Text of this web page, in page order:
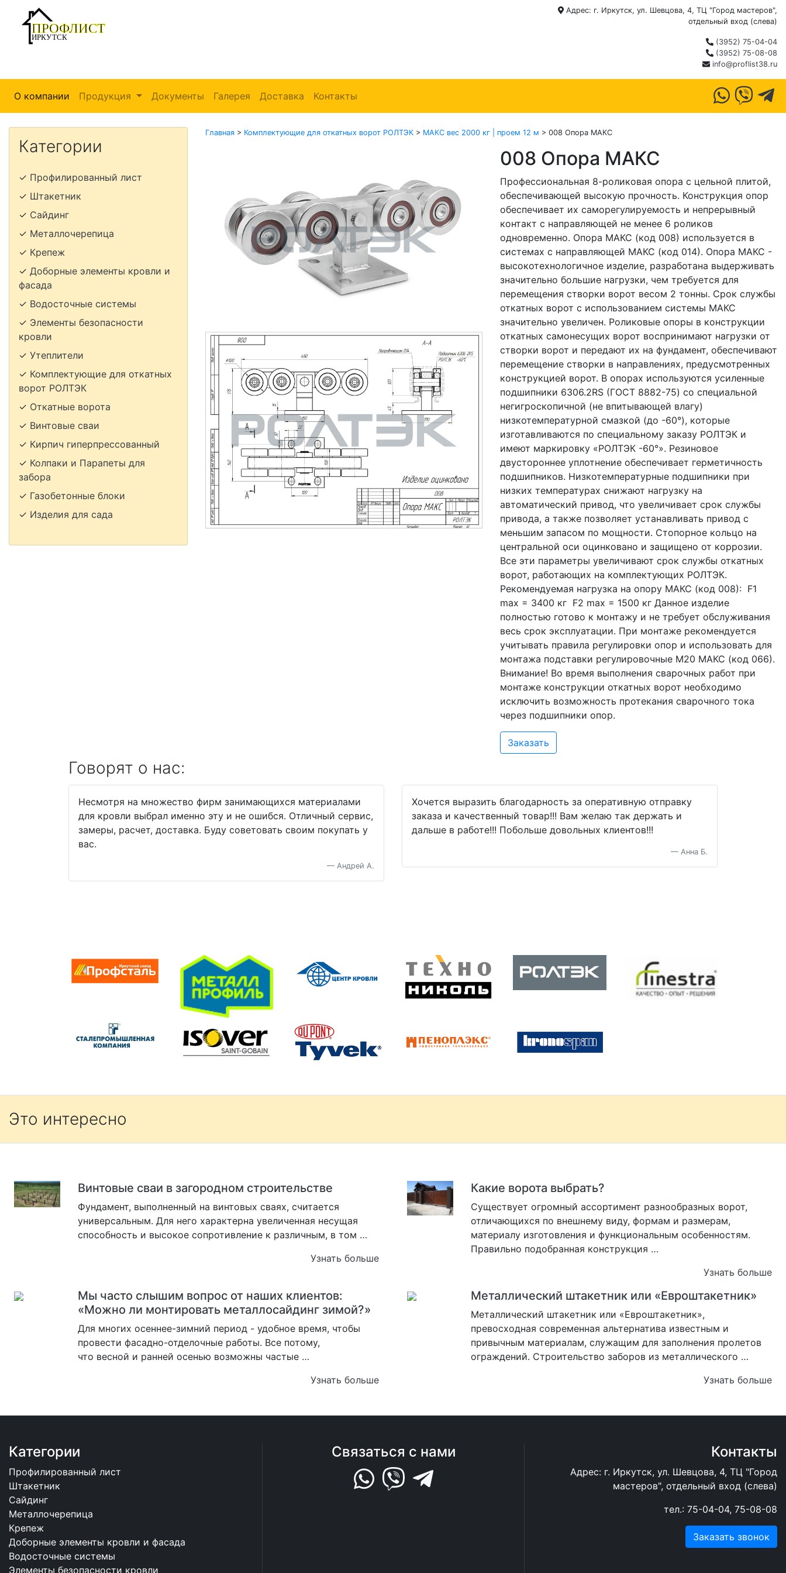
Адрес: г. Иркутск, ул. Шевцова, 4, ТЦ "Город мастеров",
отдельный вход (слева)
(3952) 75-04-04
(3952) 75-08-08
info@proflist38.ru
О компании Продукция Документы Галерея Доставка Контакты
Категории
✓ Профилированный лист
✓ Штакетник
✓ Сайдинг
✓ Металлочерепица
✓ Крепеж
✓ Доборные элементы кровли и
фасада
✓ Водосточные системы
✓ Элементы безопасности
кровли
✓ Утеплители
✓ Комплектующие для откатных
ворот РОЛТЭК
✓ Откатные ворота
✓ Винтовые сваи
✓ Кирпич гиперпрессованный
✓ Колпаки и Парапеты для
забора
✓ Газобетонные блоки
✓ Изделия для сада
Главная > Комплектующие для откатных ворот РОЛТЭК > МАКС вес 2000 кг | проем 12 м > 008 Опора МАКС
008 Опора МАКС
Профессиональная 8-роликовая опора с цельной плитой,
обеспечивающей высокую прочность. Конструкция опор
обеспечивает их саморегулируемость и непрерывный
контакт с направляющей не менее 6 роликов
одновременно. Опора МАКС (код 008) используется в
системах с направляющей МАКС (код 014). Опора МАКС -
высокотехнологичное изделие, разработана выдерживать
значительно большие нагрузки, чем требуется для
перемещения створки ворот весом 2 тонны. Срок службы
откатных ворот с использованием системы МАКС
значительно увеличен. Роликовые опоры в конструкции
откатных самонесущих ворот воспринимают нагрузки от
створки ворот и передают их на фундамент, обеспечивают
перемещение створки в направлениях, предусмотренных
конструкцией ворот. В опорах используются усиленные
подшипники 6306.2RS (ГОСТ 8882-75) со специальной
негигроскопичной (не впитывающей влагу)
низкотемпературной смазкой (до -60°), которые
изготавливаются по специальному заказу РОЛТЭК и
имеют маркировку «РОЛТЭК -60°». Резиновое
двустороннее уплотнение обеспечивает герметичность
подшипников. Низкотемпературные подшипники при
низких температурах снижают нагрузку на
автоматический привод, что увеличивает срок службы
привода, а также позволяет устанавливать привод с
меньшим запасом по мощности. Стопорное кольцо на
центральной оси оцинковано и защищено от коррозии.
Все эти параметры увеличивают срок службы откатных
ворот, работающих на комплектующих РОЛТЭК.
Рекомендуемая нагрузка на опору МАКС (код 008): F1
max = 3400 кг F2 max = 1500 кг Данное изделие
полностью готово к монтажу и не требует обслуживания
весь срок эксплуатации. При монтаже рекомендуется
учитывать правила регулировки опор и использовать для
монтажа подставки регулировочные М20 МАКС (код 066).
Внимание! Во время выполнения сварочных работ при
монтаже конструкции откатных ворот необходимо
исключить возможность протекания сварочного тока
через подшипники опор.
Заказать
Говорят о нас:
Несмотря на множество фирм занимающихся материалами
для кровли выбрал именно эту и не ошибся. Отличный сервис,
замеры, расчет, доставка. Буду советовать своим покупать у
вас.
Андрей А.
Хочется выразить благодарность за оперативную отправку
заказа и качественный товар!!! Вам желаю так держать и
дальше в работе!!! Побольше довольных клиентов!!!
Анна Б.
Это интересно
Винтовые сваи в загородном строительстве
Фундамент, выполненный на винтовых сваях, считается
универсальным. Для него характерна увеличенная несущая
способность и высокое сопротивление к различным, в том …
Узнать больше
Какие ворота выбрать?
Существует огромный ассортимент разнообразных ворот,
отличающихся по внешнему виду, формам и размерам,
материалу изготовления и функциональным особенностям.
Правильно подобранная конструкция …
Узнать больше
Мы часто слышим вопрос от наших клиентов:
«Можно ли монтировать металлосайдинг зимой?»
Для многих осеннее-зимний период - удобное время, чтобы
провести фасадно-отделочные работы. Все потому,
что весной и ранней осенью возможны частые …
Узнать больше
Металлический штакетник или «Евроштакетник»
Металлический штакетник или «Евроштакетник»,
превосходная современная альтернатива известным и
привычным материалам, служащим для заполнения пролетов
ограждений. Строительство заборов из металлического …
Узнать больше
Категории
Профилированный лист
Штакетник
Сайдинг
Металлочерепица
Крепеж
Доборные элементы кровли и фасада
Водосточные системы
Элементы безопасности кровли
Связаться с нами Контакты
Адрес: г. Иркутск, ул. Шевцова, 4, ТЦ "Город
мастеров", отдельный вход (слева)
тел.: 75-04-04, 75-08-08
Заказать звонок